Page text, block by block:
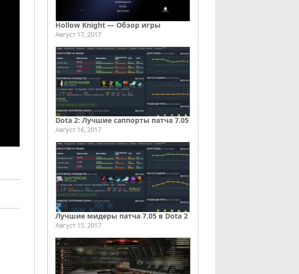
Hollow Knight — Обзор игры
Август 17, 2017
Dota 2: Лучшие саппорты патча 7.05
Август 16, 2017
Лучшие мидеры патча 7.05 в Dota 2
Август 15, 2017